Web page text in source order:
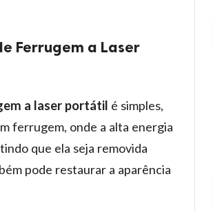
Ferrugem a Laser
a laser portátil é simples,
ferrugem, onde a alta energia
que ela seja removida
pode restaurar a aparência